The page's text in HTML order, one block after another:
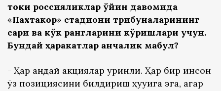
токи россияликлар ўйин давомида
«Пахтакор» стадиони трибуналарининг
сариқ ва кўк рангларини кўришлари учун.
Бундай ҳаракатлар қанчалик мақбул?
- Ҳар қандай акциялар ўринли. Ҳар бир инсон
ўз позициясини билдириш ҳуқуқига эга, агар